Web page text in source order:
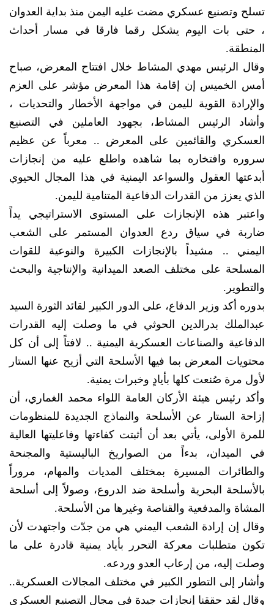
تسلح وتصنيع عسكري مضت عليه اليمن منذ بداية العدوان
، حتى بات اليوم يشكل رقما فارقا في مسار أحداث
المنطقة.
وقال الرئيس مهدي المشاط خلال افتتاح المعرض، صباح
أمس الخميس إن إقامة هذا المعرض مؤشر على العزم
والإرادة القوية لليمن في مواجهة الأخطار والتحديات ،
وأشاد الرئيس المشاط، بجهود العاملين في التصنيع
العسكري والقائمين على المعرض .. معرباً عن عظيم
سروره وافتخاره بما شاهده واطلع عليه من إنجازات
أبدعتها العقول والسواعد اليمنية في هذا المجال الحيوي
الذي يعزز من القدرات الدفاعية المتنامية لليمن.
واعتبر هذه الإنجازات على المستوى الاستراتيجي يداً
ضاربة في سياق ردع العدوان المستمر على الشعب
اليمني .. مشيداً بالإنجازات الكبيرة والنوعية للقوات
المسلحة على مختلف الصعد الميدانية والإنتاجية والبحث
والتطوير.
بدوره أكد وزير الدفاع، على الدور الكبير لقائد الثورة السيد
عبدالملك بدرالدين الحوثي في ما وصلت إليه القدرات
الدفاعية والصناعات العسكرية اليمنية .. لافتاً إلى أن كل
محتويات المعرض بما فيها الأسلحة التي أزيح عنها الستار
لأول مرة صُنعت كلها بأيادٍ وخبرات يمنية.
وأكد رئيس هيئة الأركان العامة اللواء محمد الغماري، أن
إزاحة الستار عن الأسلحة والنماذج الجديدة للمنظومات
للمرة الأولى، يأتي بعد أن أثبتت كفاءتها وفاعليتها العالية
في الميدان، بدءاً من الصواريخ الباليستية والمجنحة
والطائرات المسيرة بمختلف المديات والمهام، مروراً
بالأسلحة البحرية وأسلحة ضد الدروع، وصولاً إلى أسلحة
المشاة والمدفعية والقناصة وغيرها من الأسلحة.
وقال إن إرادة الشعب اليمني هي من جدّت واجتهدت لأن
تكون متطلبات معركة التحرر بأياد يمنية قادرة على ما
وصلت إليه، من إرعاب العدو وردعه.
وأشار إلى التطور الكبير في مختلف المجالات العسكرية..
وقال لقد حققنا إنجازات جيدة في مجال التصنيع العسكري